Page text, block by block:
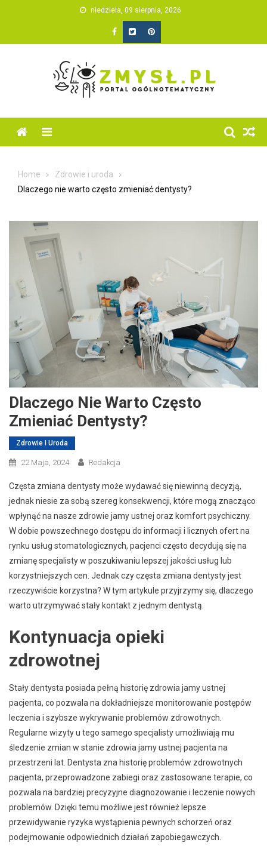
niedziela, 09 sierpnia, 2026
Home
Zdrowie i uroda
Dlaczego nie warto często zmieniać dentysty?
Dlaczego Nie Warto Często
Zmieniać Dentysty?
Zdrowie I Uroda
22 Maja, 2024 Redakcja
Częsta zmiana dentysty może wydawać się niewinną decyzją,
jednak niesie za sobą szereg konsekwencji, które mogą znacząco
wpłynąć na nasze zdrowie jamy ustnej oraz komfort psychiczny.
W dobie powszechnego dostępu do informacji i licznych ofert na
rynku usług stomatologicznych, pacjenci często decydują się na
zmianę specjalisty w poszukiwaniu lepszej jakości usług lub
korzystniejszych cen. Jednak czy częsta zmiana dentysty jest
rzeczywiście korzystna? W tym artykule przyjrzymy się, dlaczego
warto utrzymywać stały kontakt z jednym dentystą.
Kontynuacja opieki
zdrowotnej
Stały dentysta posiada pełną historię zdrowia jamy ustnej
pacjenta, co pozwala na dokładniejsze monitorowanie postępów
leczenia i szybsze wykrywanie problemów zdrowotnych.
Regularne wizyty u tego samego specjalisty umożliwiają mu
śledzenie zmian w stanie zdrowia jamy ustnej pacjenta na
przestrzeni lat. Dentysta zna historię problemów zdrowotnych
pacjenta, przeprowadzone zabiegi oraz zastosowane terapie, co
pozwala na bardziej precyzyjne diagnozowanie i leczenie nowych
problemów. Dzięki temu możliwe jest również lepsze
przewidywanie ryzyka wystąpienia pewnych schorzeń oraz
podejmowanie odpowiednich działań zapobiegawczych.